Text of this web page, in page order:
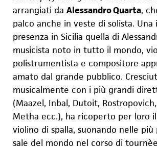
arrangiati da Alessandro Quarta,
palco anche in veste di solista.
presenza in Sicilia quella di
musicista noto in tutto il mondo,
polistrumentista e compositore
amato dal grande pubblico.
musicalmente con i più grandi
(Maazel, Inbal, Dutoit, Ro
Metha ecc.), ha ricoperto per loro
violino di spalla, suonando nelle più
sale del mondo nel corso di